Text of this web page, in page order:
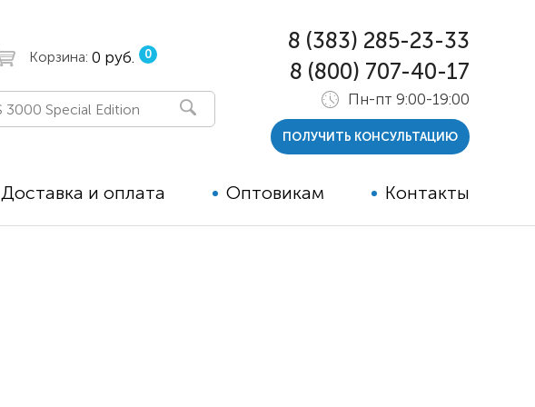
Корзина: 0 руб. 0
Доставка и оплата Оптовикам Контакты
8 (383) 285-23-33
8 (800) 707-40-17
Пн-пт 9:00-19:00
ПОЛУЧИТЬ КОНСУЛЬТАЦИЮ